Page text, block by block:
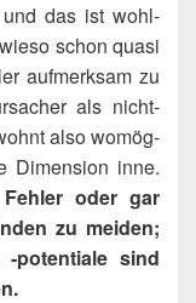
und das ist wohl­
schon qua­si
auf­merk­sam zu
als nicht-
also womög­
Dimen­si­on inne.
oder gar
zu mei­den;
sind